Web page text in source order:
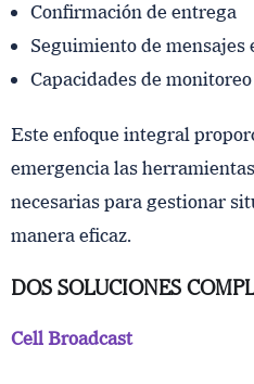
Confirmación de entrega
Seguimiento de mensajes
Capacidades de
Este enfoque integral
emergencia las
necesarias para gestionar
manera eficaz.
DOS SOLUCIONES
Cell Broadcast